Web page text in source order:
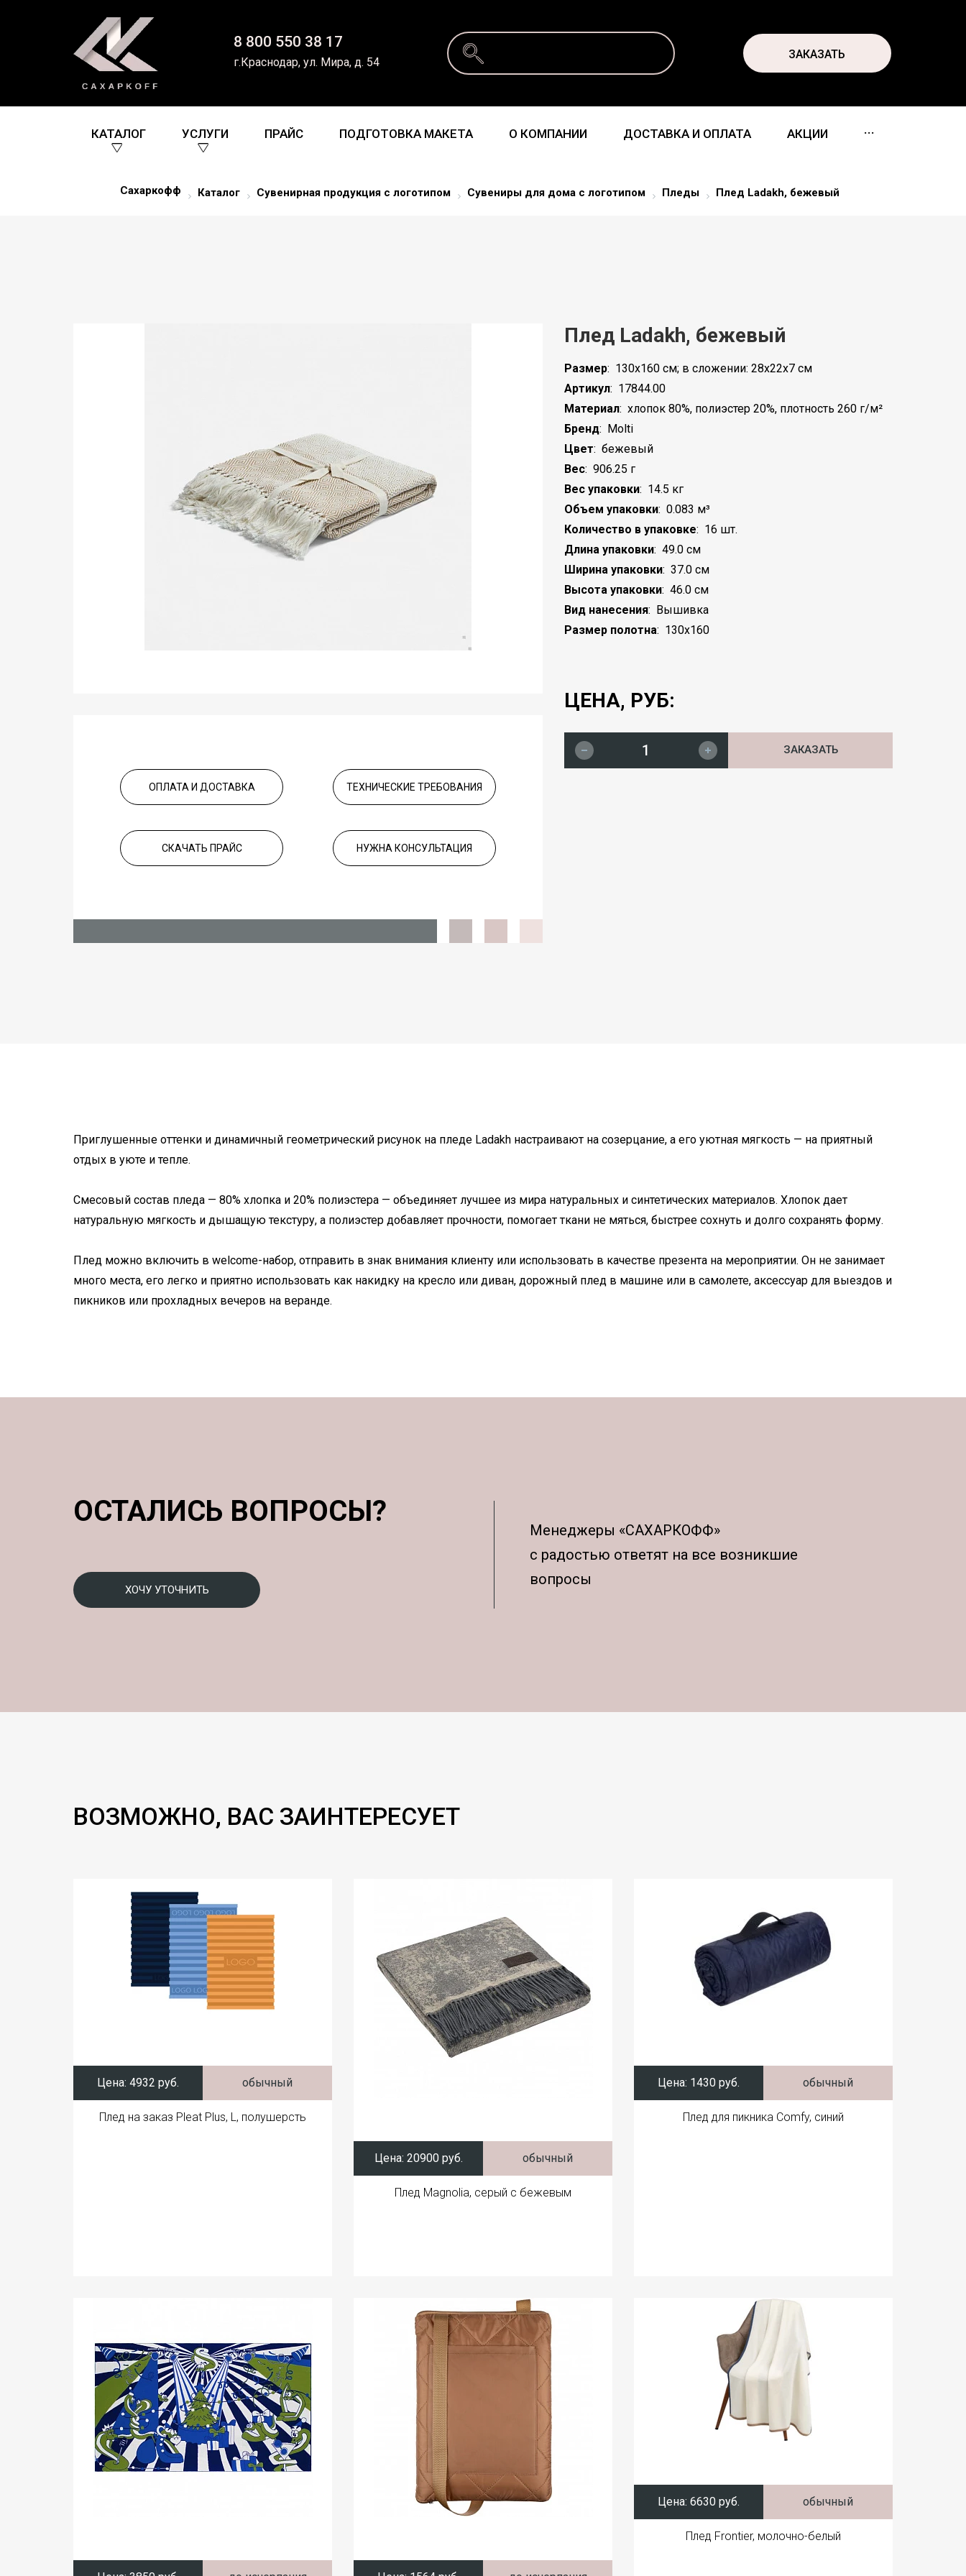
8 800 550 38 17
г.Краснодар, ул. Мира, д. 54
ЗАКАЗАТЬ
КАТАЛОГ УСЛУГИ ПРАЙС ПОДГОТОВКА МАКЕТА О КОМПАНИИ ДОСТАВКА И ОПЛАТА АКЦИИ ...
Сахаркофф Каталог Сувенирная продукция с логотипом Сувениры для дома с логотипом Пледы Плед Ladakh, бежевый
ОПЛАТА И ДОСТАВКА ТЕХНИЧЕСКИЕ ТРЕБОВАНИЯ
СКАЧАТЬ ПРАЙС НУЖНА КОНСУЛЬТАЦИЯ
Плед Ladakh, бежевый
Размер: 130x160 см; в сложении: 28x22x7 см
Артикул: 17844.00
Материал: хлопок 80%, полиэстер 20%, плотность 260 г/м²
Бренд: Molti
Цвет: бежевый
Вес: 906.25 г
Вес упаковки: 14.5 кг
Объем упаковки: 0.083 м³
Количество в упаковке: 16 шт.
Длина упаковки: 49.0 см
Ширина упаковки: 37.0 см
Высота упаковки: 46.0 см
Вид нанесения: Вышивка
Размер полотна: 130x160
ЦЕНА, РУБ:
ЗАКАЗАТЬ
Приглушенные оттенки и динамичный геометрический рисунок на пледе Ladakh настраивают на созерцание, а его уютная мягкость — на приятный
отдых в уюте и тепле.
Смесовый состав пледа — 80% хлопка и 20% полиэстера — объединяет лучшее из мира натуральных и синтетических материалов. Хлопок дает
натуральную мягкость и дышащую текстуру, а полиэстер добавляет прочности, помогает ткани не мяться, быстрее сохнуть и долго сохранять форму.
Плед можно включить в welcome-набор, отправить в знак внимания клиенту или использовать в качестве презента на мероприятии. Он не занимает
много места, его легко и приятно использовать как накидку на кресло или диван, дорожный плед в машине или в самолете, аксессуар для выездов и
пикников или прохладных вечеров на веранде.
ОСТАЛИСЬ ВОПРОСЫ?
ХОЧУ УТОЧНИТЬ
Менеджеры «САХАРКОФФ»
с радостью ответят на все возникшие
вопросы
ВОЗМОЖНО, ВАС ЗАИНТЕРЕСУЕТ
Цена: 4932 руб. обычный
Плед на заказ Pleat Plus, L, полушерсть
Цена: 20900 руб. обычный
Плед Magnolia, серый с бежевым
Цена: 1430 руб. обычный
Плед для пикника Comfy, синий
Цена: 6630 руб. обычный
Плед Frontier, молочно-белый